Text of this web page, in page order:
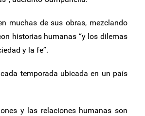
muchas de sus obras, mezclando
historias humanas “y los dilemas
y la fe”.
temporada ubicada en un país
y las relaciones humanas son